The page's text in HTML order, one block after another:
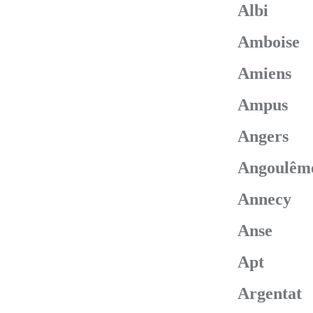
Albi
Amboise
Amiens
Ampus
Angers
Annecy
Anse
Apt
Argentat